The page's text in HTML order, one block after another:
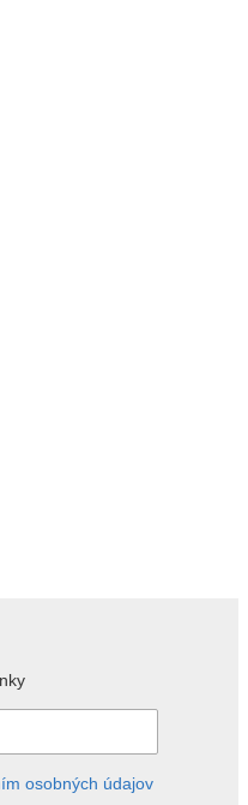
osobných údajov